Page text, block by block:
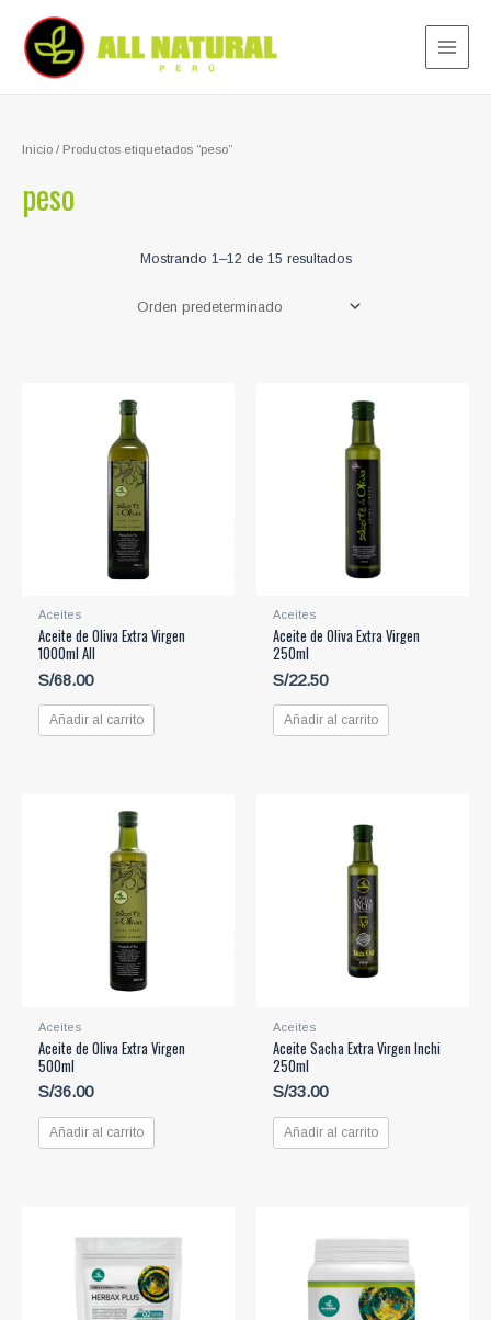
contenido
Main
Inicio / Productos etiquetados “peso”
peso
Mostrando 1–12 de 15 resultados
Aceites
Aceite de Oliva Extra Virgen
1000ml All
S/68.00
Añadir al carrito
Aceites
Aceite de Oliva Extra Virgen
250ml
S/22.50
Añadir al carrito
Aceites
Aceite de Oliva Extra Virgen
500ml
S/36.00
Añadir al carrito
Aceites
Aceite Sacha Extra Virgen Inchi
250ml
S/33.00
Añadir al carrito